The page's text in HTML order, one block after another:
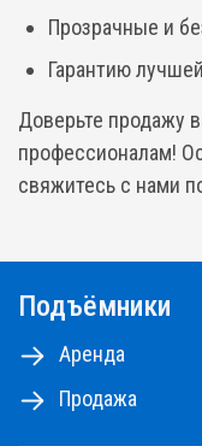
Прозрачные и
Гарантию
Доверьте продажу
профессионалам!
свяжитесь с нами
Подъёмники
Аренда
Продажа